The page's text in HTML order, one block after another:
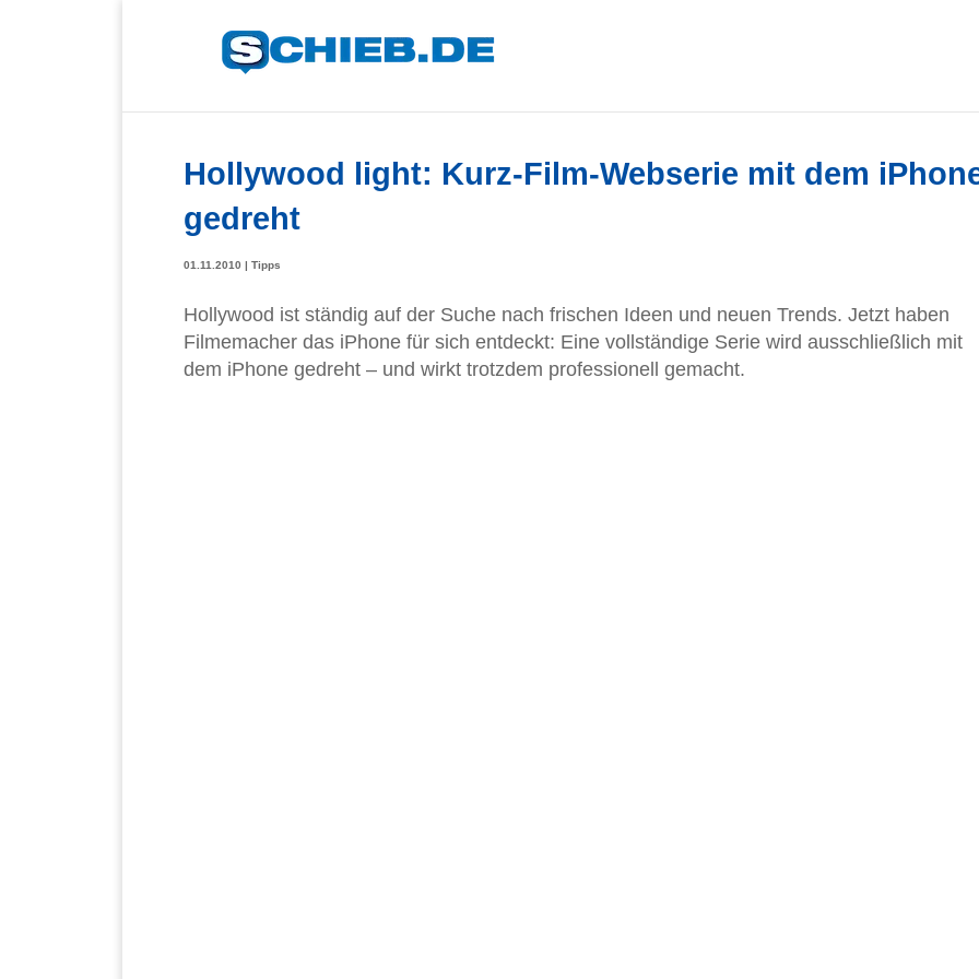
Hollywood light: Kurz-Film-Webserie mit dem
gedreht
01.11.2010 | Tipps
Hollywood ist ständig auf der Suche nach frischen Ideen und neuen Trends. Jetzt haben
Filmemacher das iPhone für sich entdeckt: Eine vollständige Serie wird ausschließlich mit
dem iPhone gedreht – und wirkt trotzdem professionell gemacht.